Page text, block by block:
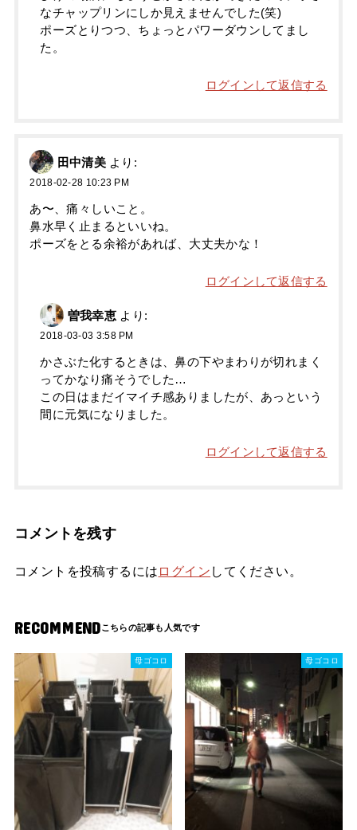
なチャップリンにしか見えませんでした(笑)
ポーズとりつつ、ちょっとパワーダウンしてまし
た。
ログインして返信する
田中清美 より:
2018-02-28 10:23 PM
あ〜、痛々しいこと。
鼻水早く止まるといいね。
ポーズをとる余裕があれば、大丈夫かな！
ログインして返信する
曽我幸恵 より:
2018-03-03 3:58 PM
かさぶた化するときは、鼻の下やまわりが切れまく
ってかなり痛そうでした…
この日はまだイマイチ感ありましたが、あっという
間に元気になりました。
ログインして返信する
コメントを残す
コメントを投稿するには ログイン してください。
RECOMMEND
母ゴコロ 母ゴコロ